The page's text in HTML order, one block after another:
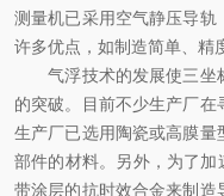
测量机已采用空气静压导
许多优点，如制造简单、精
气浮技术的发展使三坐
的突破。目前不少生产厂
生产厂已选用陶瓷或高膜量
部件的材料。另外，为了加
带涂层的抗时效合金来制造